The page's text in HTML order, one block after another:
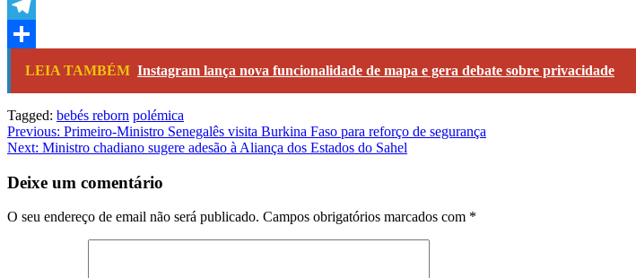
Copy
Link
Telegram
Share
LEIA TAMBÉM Instagram lança nova funcionalidade de mapa e gera debate sobre privacidade
Tagged: bebés reborn polémica
Navegação
de
artigos
Previous: Primeiro-Ministro Senegalês visita Burkina Faso para reforço de segurança
Next: Ministro chadiano sugere adesão à Aliança dos Estados do Sahel
Deixe um comentário
O seu endereço de email não será publicado. Campos obrigatórios marcados com *